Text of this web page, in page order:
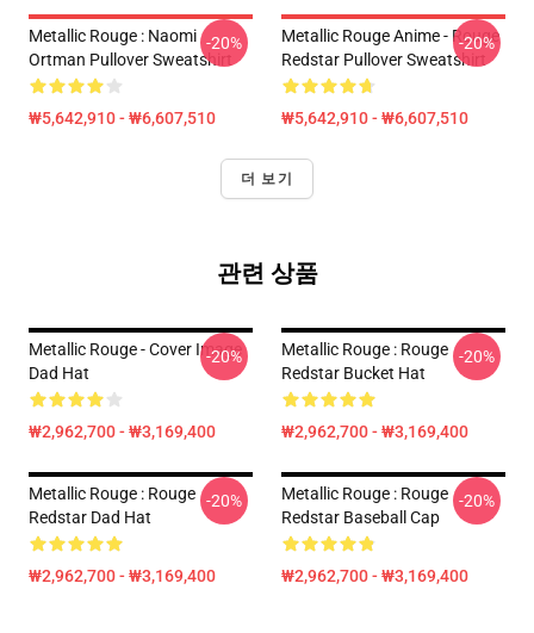
Metallic Rouge : Naomi
Ortman Pullover Sweatshirt
₩5,642,910 - ₩6,607,510
-20%
Metallic Rouge Anime - Rouge
Redstar Pullover Sweatshirt
₩5,642,910 - ₩6,607,510
-20%
더 보기
관련 상품
Metallic Rouge - Cover Image
Dad Hat
₩2,962,700 - ₩3,169,400
-20%
Metallic Rouge : Rouge
Redstar Bucket Hat
₩2,962,700 - ₩3,169,400
-20%
Metallic Rouge : Rouge
Redstar Dad Hat
₩2,962,700 - ₩3,169,400
-20%
Metallic Rouge : Rouge
Redstar Baseball Cap
₩2,962,700 - ₩3,169,400
-20%